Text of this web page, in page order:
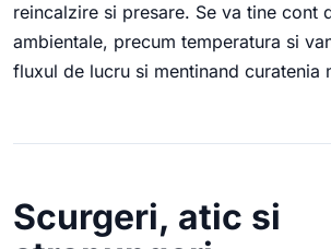
reincalzire si presare. Se va tine cont
ambientale, precum temperatura si
fluxul de lucru si mentinand curatenia
Scurgeri, atic si